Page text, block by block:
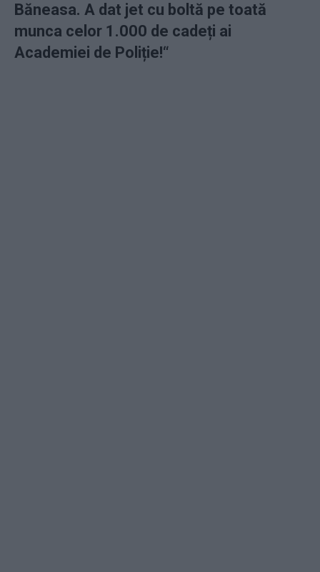
Băneasa. A dat jet cu boltă pe toată
munca celor 1.000 de cadeți ai
Academiei de Poliție!“